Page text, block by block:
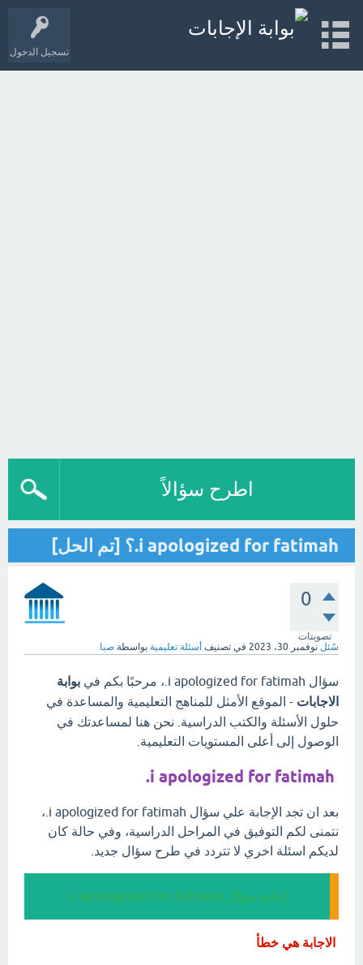
تسجيل الدخول
اطرح سؤالاً
i apologized for fatimah.؟ [تم الحل]
0
تصويتات
سُئل نوفمبر 30، 2023 في تصنيف أسئلة تعليمية بواسطة صبا
سؤال i apologized for fatimah.، مرحبًا بكم في
بوابة
الاجابات - الموقع الأمثل للمناهج التعليمية والمساعدة في
حلول الأسئلة والكتب الدراسية. نحن هنا لمساعدتك في
الوصول إلى أعلى المستويات التعليمية.
i apologized for fatimah.
بعد ان تجد الإجابة علي سؤال i apologized for fatimah.،
نتمنى لكم التوفيق في المراحل الدراسية، وفي حالة كان
لديكم اسئلة اخري لا تتردد في طرح سؤال جديد.
إجابة سؤال i apologized for fatimah.
الاجابة هي خطأ